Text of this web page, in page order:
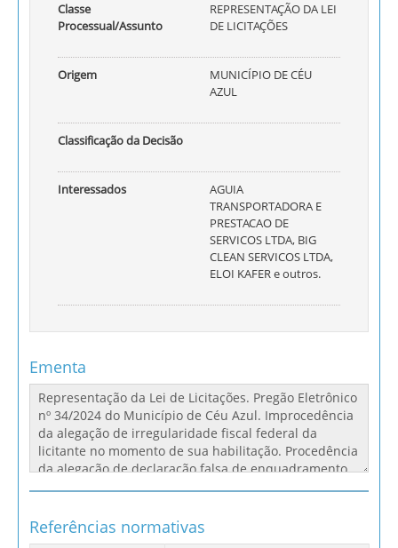
Classe
Processual/Assunto
REPRESENTAÇÃO DA LEI
DE LICITAÇÕES
Origem
MUNICÍPIO DE CÉU
AZUL
Classificação da Decisão
Interessados
AGUIA
TRANSPORTADORA E
PRESTACAO DE
SERVICOS LTDA, BIG
CLEAN SERVICOS LTDA,
ELOI KAFER e outros.
Ementa
Referências normativas